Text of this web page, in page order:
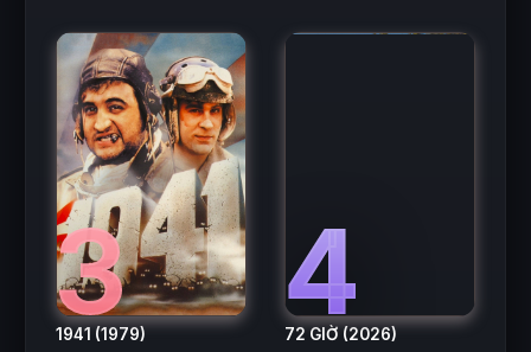
3
1941 (1979) 4
72 GIỜ (2026)